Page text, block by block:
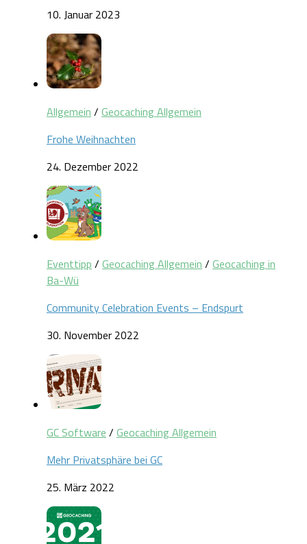
10. Januar 2023
Allgemein / Geocaching Allgemein
Frohe Weihnachten
24. Dezember 2022
Eventtipp / Geocaching Allgemein / Geocaching in
Ba-Wü
Community Celebration Events – Endspurt
30. November 2022
GC Software / Geocaching Allgemein
Mehr Privatsphäre bei GC
25. März 2022